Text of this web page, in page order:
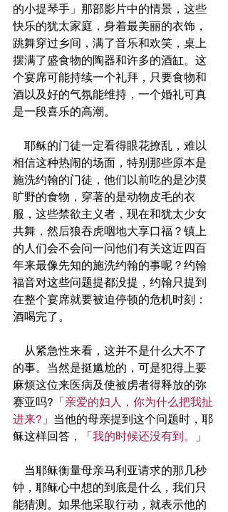
的小提琴手」那部影片中的情景，这些
快乐的犹太家庭，身着最美丽的衣饰，
跳舞穿过乡间，满了音乐和欢笑，桌上
摆满了盛食物的陶器和许多的酒缸。这
个宴席可能持续一个礼拜，只要食物和
酒以及好的气氛能维持，一个婚礼可真
是一段喜乐的高潮。
相信这种热闹的场面，特别那些原本是
施洗约翰的门徒，他们以前吃的是沙漠
旷野的食物，穿著的是动物皮毛的衣
服，这些禁欲主义者，现在和犹太少女
共舞，然后狼吞虎咽地大享口福？镇上
的人们会不会问一问他们有关这近四百
年来最像先知的施洗约翰的事呢？约翰
福音对这些问题提都没提，约翰只提到
在整个宴席就要被迫停顿的危机时刻：
酒喝完了。
的事。当然是挺尴尬的，可是犯得上要
麻烦这位来医病及使被虏者得释放的弥
赛亚吗?「亲爱的妇人，你为什么把我扯
进来? 」当他的母亲提到这个问题时，耶
稣这样回答，「我的时候还没有到。 」
钟，耶稣心中想的到底是什么，我们只
能猜测。如果他采取行动，就表示他的